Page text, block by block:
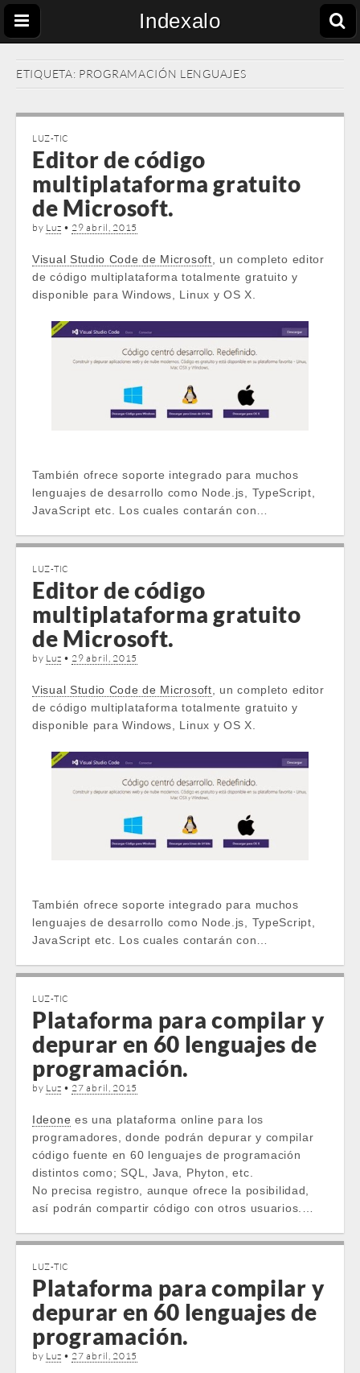
Indexalo
ETIQUETA: PROGRAMACIÓN LENGUAJES
LUZ-TIC
Editor de código
multiplataforma gratuito
de Microsoft.
by Luz • 29 abril, 2015
Visual Studio Code de Microsoft , un completo editor
de código multiplataforma totalmente gratuito y
disponible para Windows, Linux y OS X.
También ofrece soporte integrado para muchos
lenguajes de desarrollo como Node.js, TypeScript,
JavaScript etc. Los cuales contarán con…
LUZ-TIC
Editor de código
multiplataforma gratuito
de Microsoft.
by Luz • 29 abril, 2015
Visual Studio Code de Microsoft , un completo editor
de código multiplataforma totalmente gratuito y
disponible para Windows, Linux y OS X.
También ofrece soporte integrado para muchos
lenguajes de desarrollo como Node.js, TypeScript,
JavaScript etc. Los cuales contarán con…
LUZ-TIC
Plataforma para compilar y
depurar en 60 lenguajes de
programación.
by Luz • 27 abril, 2015
Ideone es una plataforma online para los
programadores, donde podrán depurar y compilar
código fuente en 60 lenguajes de programación
distintos como; SQL, Java, Phyton, etc.
No precisa registro, aunque ofrece la posibilidad,
así podrán compartir código con otros usuarios.…
LUZ-TIC
Plataforma para compilar y
depurar en 60 lenguajes de
programación.
by Luz • 27 abril, 2015